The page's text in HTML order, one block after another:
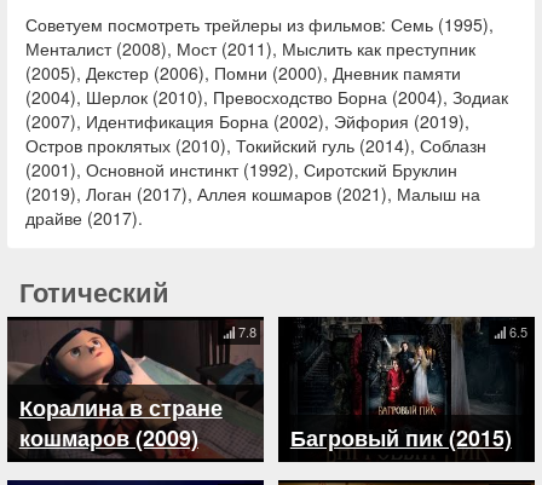
Советуем посмотреть трейлеры из фильмов: Семь (1995),
Менталист (2008), Мост (2011), Мыслить как преступник
(2005), Декстер (2006), Помни (2000), Дневник памяти
(2004), Шерлок (2010), Превосходство Борна (2004), Зодиак
(2007), Идентификация Борна (2002), Эйфория (2019),
Остров проклятых (2010), Токийский гуль (2014), Соблазн
(2001), Основной инстинкт (1992), Сиротский Бруклин
(2019), Логан (2017), Аллея кошмаров (2021), Малыш на
драйве (2017).
Готический
Коралина в стране
кошмаров (2009)
7.8
Багровый пик (2015)
6.5